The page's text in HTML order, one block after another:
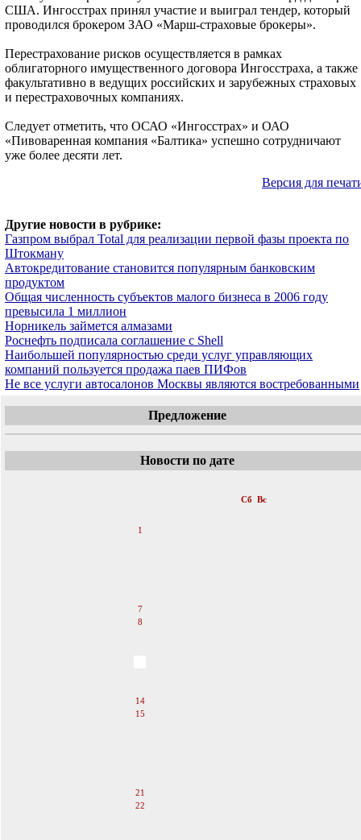
США. Ингосстрах принял участие и выиграл тендер, который
проводился брокером ЗАО «Марш-страховые брокеры».
Перестрахование рисков осуществляется в рамках
облигаторного имущественного договора Ингосстраха, а также
факультативно в ведущих российских и зарубежных страховых
и перестраховочных компаниях.
Следует отметить, что ОСАО «Ингосстрах» и ОАО
«Пивоваренная компания «Балтика» успешно сотрудничают
уже более десяти лет.
Версия для
Другие новости в рубрике:
Газпром выбрал Total для реализации первой фазы проекта по
Штокману
Автокредитование становится популярным банковским
продуктом
Общая численность субъектов малого бизнеса в 2006 году
превысила 1 миллион
Норникель займется алмазами
Роснефть подписала соглашение с Shell
Наибольшей популярностью среди услуг управляющих
компаний пользуется продажа паев ПИФов
Не все услуги автосалонов Москвы являются востребованными
Предложение
Новости по дате
Сб Вс
1
7
8
14
15
21
22